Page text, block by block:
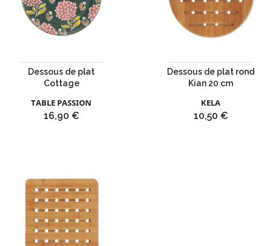
Dessous de plat
Cottage
TABLE PASSION
Prix
16,90 €
Dessous de plat rond
Kian 20 cm
KELA
Prix
10,50 €